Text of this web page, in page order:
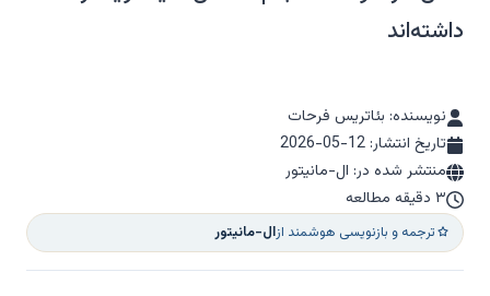
داشته‌اند
نویسنده: بئاتریس فرحات
تاریخ انتشار: 2026-05-12
منتشر شده در: ال-مانیتور
۳ دقیقه مطالعه
ترجمه و بازنویسی هوشمند ازال-مانیتور